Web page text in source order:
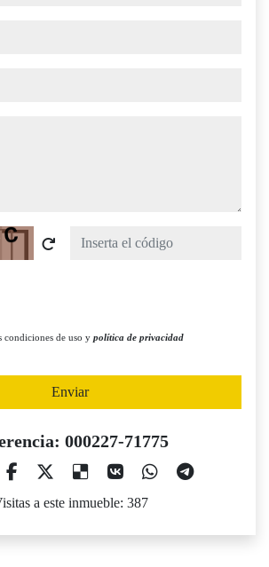
condiciones de uso y política de privacidad
Enviar
000227-71775
a este inmueble: 387